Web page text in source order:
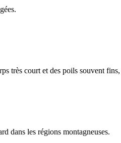
très court et des poils souvent
dans les régions montagneuses.